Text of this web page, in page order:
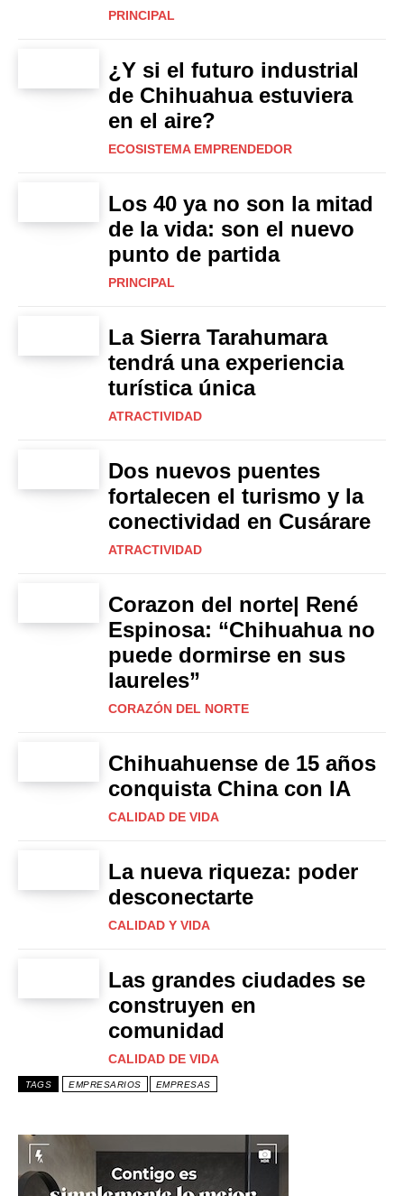
PRINCIPAL
¿Y si el futuro industrial
de Chihuahua estuviera
en el aire?
ECOSISTEMA EMPRENDEDOR
Los 40 ya no son la mitad
de la vida: son el nuevo
punto de partida
PRINCIPAL
La Sierra Tarahumara
tendrá una experiencia
turística única
ATRACTIVIDAD
Dos nuevos puentes
fortalecen el turismo y la
conectividad en Cusárare
ATRACTIVIDAD
Corazon del norte| René
Espinosa: “Chihuahua no
puede dormirse en sus
laureles”
CORAZÓN DEL NORTE
Chihuahuense de 15 años
conquista China con IA
CALIDAD DE VIDA
La nueva riqueza: poder
desconectarte
CALIDAD Y VIDA
Las grandes ciudades se
construyen en
comunidad
CALIDAD DE VIDA
TAGS EMPRESARIOS EMPRESAS